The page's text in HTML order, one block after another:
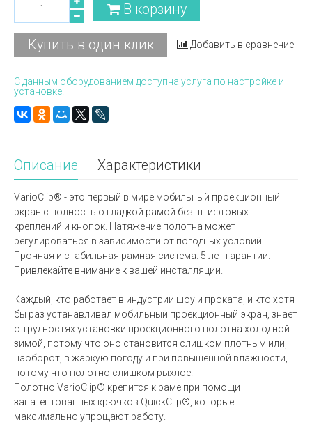
В корзину
Купить в один клик Добавить в сравнение
С данным оборудованием доступна услуга по настройке и
установке.
Описание Характеристики
VarioClip® - это первый в мире мобильный проекционный
экран с полностью гладкой рамой без штифтовых
креплений и кнопок. Натяжение полотна может
регулироваться в зависимости от погодных условий.
Прочная и стабильная рамная система. 5 лет гарантии.
Привлекайте внимание к вашей инсталляции.
Каждый, кто работает в индустрии шоу и проката, и кто хотя
бы раз устанавливал мобильный проекционный экран, знает
о трудностях установки проекционного полотна холодной
зимой, потому что оно становится слишком плотным или,
наоборот, в жаркую погоду и при повышенной влажности,
потому что полотно слишком рыхлое.
Полотно VarioClip® крепится к раме при помощи
запатентованных крючков QuickClip®, которые
максимально упрощают работу.